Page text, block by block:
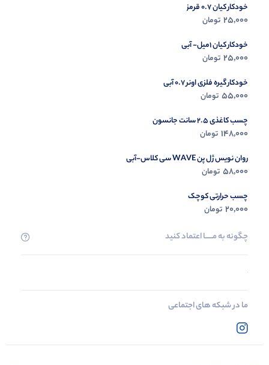
خودکار کیان 0.7 قرمز
25,000 تومان
خودکار کیان 1میل- آبی
25,000 تومان
خودکار گیره فلزی اونر 0.7 آبی
55,000 تومان
چسب کاغذی 2.5 سانت جانسون
148,000 تومان
روان نویس ژل پن WAVE سی کلاس-آبی
58,000 تومان
چسب حرارتی کوچک
20,000 تومان
چگونه به مــــــا اعتماد کنید
ما در شبکه های اجتماعی